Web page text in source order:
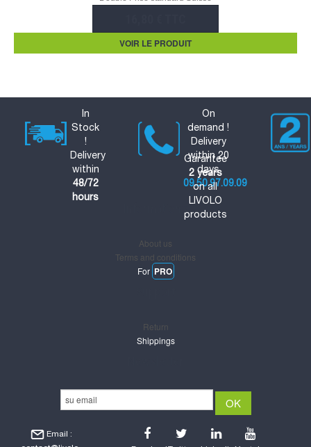
VOIR LE PRODUIT
In
Stock
!
Delivery
within
48/72
hours
On
demand !
Delivery
within 20
days
09.50.97.09.09
Garantee
2 years
on all
LIVOLO
products
About us
Terms and conditions
For PRO
Return
Shippings
Email :